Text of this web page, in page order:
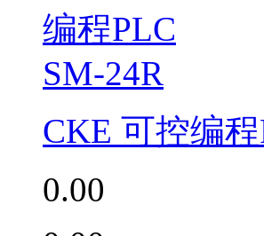
CKE 可控编
0.00